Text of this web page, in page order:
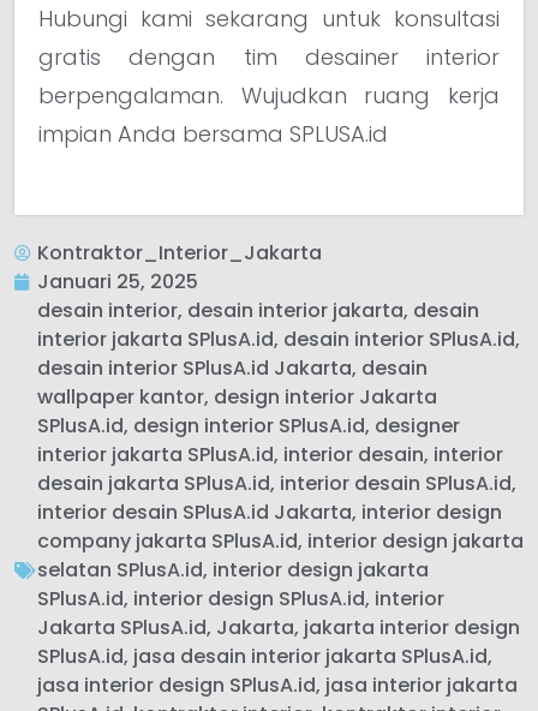
Hubungi kami sekarang untuk konsultasi
gratis dengan tim desainer interior
berpengalaman. Wujudkan ruang kerja
impian Anda bersama SPLUSA.id
Kontraktor_Interior_Jakarta
Januari 25, 2025
desain interior, desain interior jakarta, desain
interior jakarta SPlusA.id, desain interior SPlusA.id,
desain interior SPlusA.id Jakarta, desain
wallpaper kantor, design interior Jakarta
SPlusA.id, design interior SPlusA.id, designer
interior jakarta SPlusA.id, interior desain, interior
desain jakarta SPlusA.id, interior desain SPlusA.id,
interior desain SPlusA.id Jakarta, interior design
company jakarta SPlusA.id, interior design jakarta
selatan SPlusA.id, interior design jakarta
SPlusA.id, interior design SPlusA.id, interior
Jakarta SPlusA.id, Jakarta, jakarta interior design
SPlusA.id, jasa desain interior jakarta SPlusA.id,
jasa interior design SPlusA.id, jasa interior jakarta